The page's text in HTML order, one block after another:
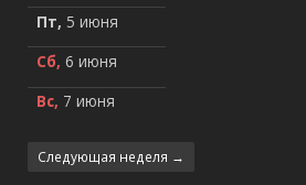
Пт, 5 июня
Сб, 6 июня
Вс, 7 июня
Следующая неделя →